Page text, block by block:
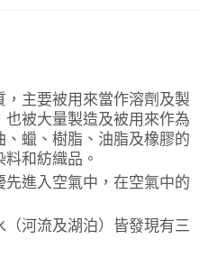
主要被用來當作溶劑及製
被大量製造及被用來作為
蠟、樹脂、油脂及橡膠的
和紡織品。
進入空氣中，在空氣中的
河流及湖泊）皆發現有三